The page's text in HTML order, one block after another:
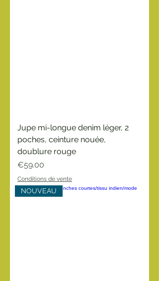
Jupe mi-longue denim léger, 2
poches, ceinture nouée,
doublure rouge
Price
€59.00
Conditions de vente
NOUVEAU